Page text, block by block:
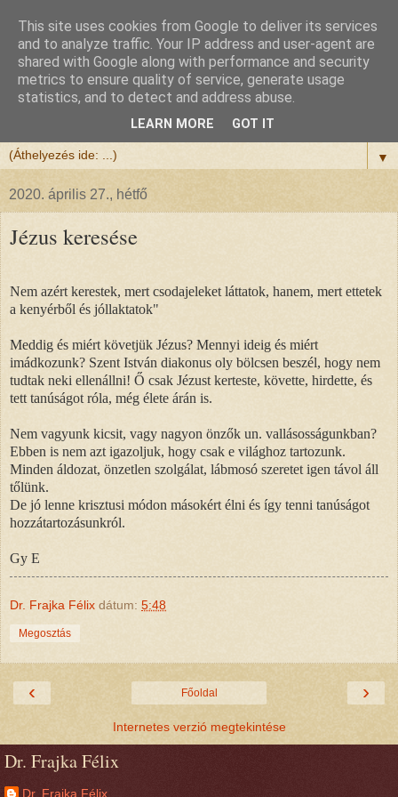
Félix atya
Szeretettel köszöntöm a honlapomra ellátogatót.
▼
2020. április 27., hétfő
Jézus keresése
Nem azért kerestek, mert csodajeleket láttatok, hanem, mert ettetek
a kenyérből és jóllaktatok"
Meddig és miért követjük Jézus? Mennyi ideig és miért
imádkozunk? Szent István diakonus oly bölcsen beszél, hogy nem
tudtak neki ellenállni! Ő csak Jézust kerteste, követte, hirdette, és
tett tanúságot róla, még élete árán is.
Nem vagyunk kicsit, vagy nagyon önzők un. vallásosságunkban?
Ebben is nem azt igazoljuk, hogy csak e világhoz tartozunk.
Minden áldozat, önzetlen szolgálat, lábmosó szeretet igen távol áll
tőlünk.
De jó lenne krisztusi módon másokért élni és így tenni tanúságot
hozzátartozásunkról.
Gy E
Dr. Frajka Félix dátum: 5:48
Megosztás
‹ ›
Főoldal
Internetes verzió megtekintése
Dr. Frajka Félix
Dr. Frajka Félix
This site uses cookies from Google to deliver its services
and to analyze traffic. Your IP address and user-agent are
shared with Google along with performance and security
metrics to ensure quality of service, generate usage
statistics, and to detect and address abuse.
LEARN MORE GOT IT